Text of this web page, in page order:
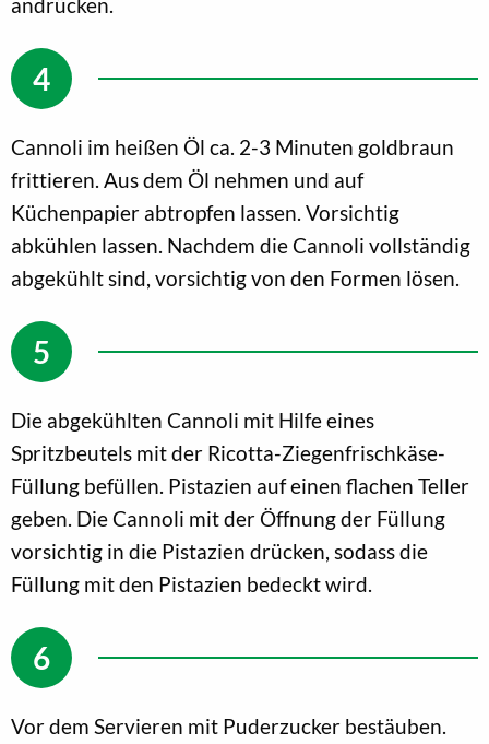
Cannoli im heißen Öl ca. 2-3 Minuten goldbraun
frittieren. Aus dem Öl nehmen und auf
Küchenpapier abtropfen lassen. Vorsichtig
abkühlen lassen. Nachdem die Cannoli vollständig
abgekühlt sind, vorsichtig von den Formen lösen.
Die abgekühlten Cannoli mit Hilfe eines
Spritzbeutels mit der Ricotta-Ziegenfrischkäse-
Füllung befüllen. Pistazien auf einen flachen Teller
geben. Die Cannoli mit der Öffnung der Füllung
vorsichtig in die Pistazien drücken, sodass die
Füllung mit den Pistazien bedeckt wird.
Vor dem Servieren mit Puderzucker bestäuben.